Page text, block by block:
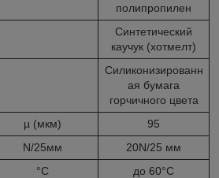
полипропилен
Синтетический
каучук (хотмелт)
Силиконизированн
ая бумага
горчичного цвета
µ (мкм)
95
N/25мм
20N/25 мм
°С до 60°С